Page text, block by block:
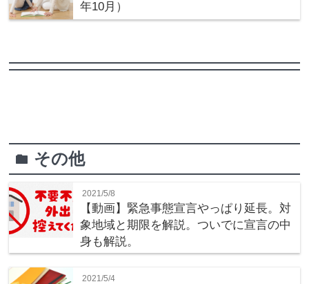
年10月）
folder その他
2021/5/8
【動画】緊急事態宣言やっぱり延長。対
象地域と期限を解説。ついでに宣言の中
身も解説。
2021/5/4